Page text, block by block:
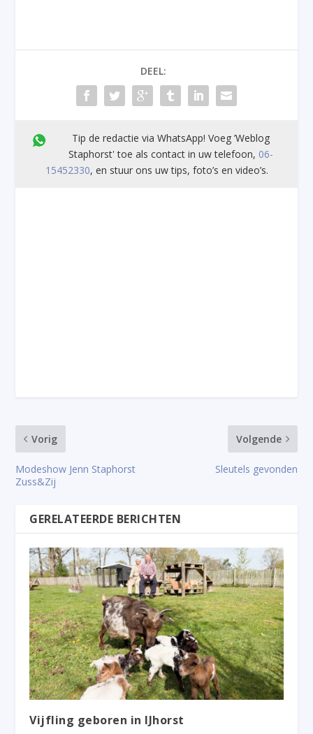
DEEL:
Tip de redactie via WhatsApp! Voeg ’Weblog
Staphorst' toe als contact in uw telefoon, 06-
15452330, en stuur ons uw tips, foto’s en video’s.
Vorig
Modeshow Jenn Staphorst
Zuss&Zij
Volgende
Sleutels gevonden
GERELATEERDE BERICHTEN
Vijfling geboren in IJhorst